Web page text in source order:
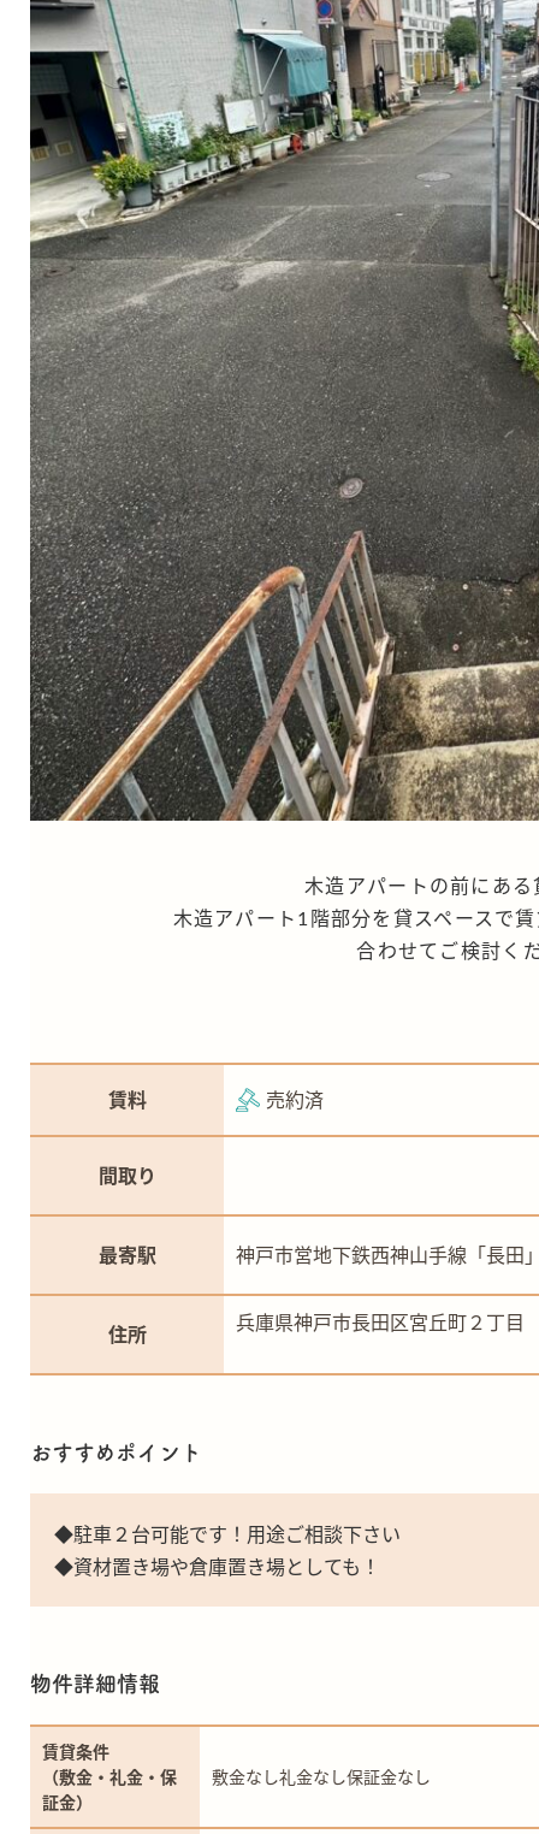
木造アパートの前にあ
木造アパート1階部分を貸スペースで
合わせてご検討く
賃料 売約済
間取り
最寄駅 神戸市営地下鉄西神山手線「長田
住所 兵庫県神戸市長田区宮丘町２丁目
おすすめポイント
◆駐車２台可能です！用途ご相談下さい
◆資材置き場や倉庫置き場としても！
物件詳細情報
賃貸条件
（敷金・礼金・保
証金）
敷金なし礼金なし保証金なし